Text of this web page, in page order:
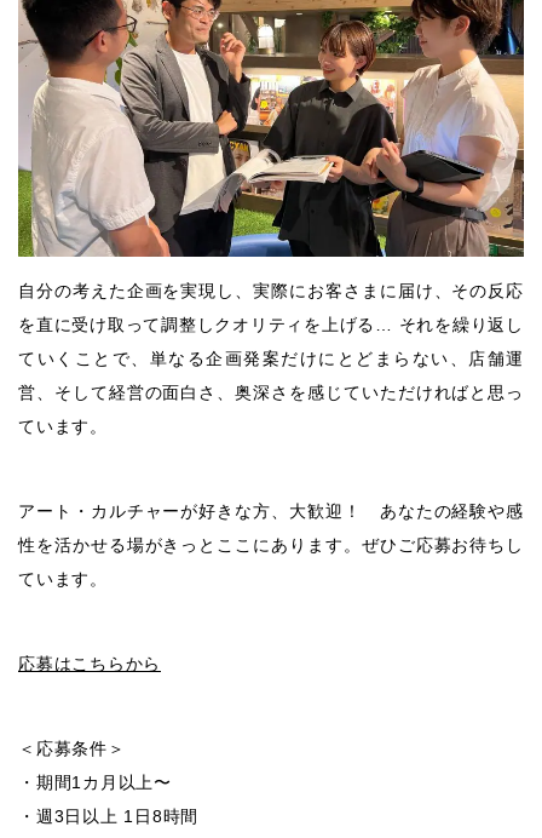
自分の考えた企画を実現し、実際にお客さまに届け、その反応
を直に受け取って調整しクオリティを上げる… それを繰り返し
ていくことで、単なる企画発案だけにとどまらない、店舗運
営、そして経営の面白さ、奥深さを感じていただければと思っ
ています。
アート・カルチャーが好きな方、大歓迎！ あなたの経験や感
性を活かせる場がきっとここにあります。ぜひご応募お待ちし
ています。
応募はこちらから
＜応募条件＞
・期間1カ月以上〜
・週3日以上 1日8時間